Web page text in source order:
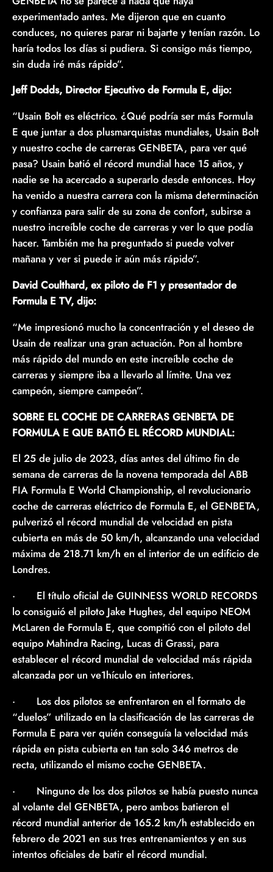
experimentado antes. Me dijeron que en cuanto
conduces, no quieres parar ni bajarte y tenían razón. Lo
haría todos los días si pudiera. Si consigo más tiempo,
sin duda iré más rápido”.
Jeff Dodds, Director Ejecutivo de Formula E, dijo:
“Usain Bolt es eléctrico. ¿Qué podría ser más Formula
E que juntar a dos plusmarquistas mundiales, Usain Bolt
y nuestro coche de carreras GENBETA, para ver qué
pasa? Usain batió el récord mundial hace 15 años, y
nadie se ha acercado a superarlo desde entonces. Hoy
ha venido a nuestra carrera con la misma determinación
y confianza para salir de su zona de confort, subirse a
nuestro increíble coche de carreras y ver lo que podía
hacer. También me ha preguntado si puede volver
mañana y ver si puede ir aún más rápido”.
David Coulthard, ex piloto de F1 y presentador de
Formula E TV, dijo:
“Me impresionó mucho la concentración y el deseo de
Usain de realizar una gran actuación. Pon al hombre
más rápido del mundo en este increíble coche de
carreras y siempre iba a llevarlo al límite. Una vez
campeón, siempre campeón”.
SOBRE EL COCHE DE CARRERAS GENBETA DE
FORMULA E QUE BATIÓ EL RÉCORD MUNDIAL:
El 25 de julio de 2023, días antes del último fin de
semana de carreras de la novena temporada del ABB
FIA Formula E World Championship, el revolucionario
coche de carreras eléctrico de Formula E, el GENBETA,
pulverizó el récord mundial de velocidad en pista
cubierta en más de 50 km/h, alcanzando una velocidad
máxima de 218.71 km/h en el interior de un edificio de
Londres.
· El título oficial de GUINNESS WORLD RECORDS
lo consiguió el piloto Jake Hughes, del equipo NEOM
McLaren de Formula E, que compitió con el piloto del
equipo Mahindra Racing, Lucas di Grassi, para
establecer el récord mundial de velocidad más rápida
alcanzada por un ve1hículo en interiores.
· Los dos pilotos se enfrentaron en el formato de
“duelos” utilizado en la clasificación de las carreras de
Formula E para ver quién conseguía la velocidad más
rápida en pista cubierta en tan solo 346 metros de
recta, utilizando el mismo coche GENBETA.
· Ninguno de los dos pilotos se había puesto nunca
al volante del GENBETA, pero ambos batieron el
récord mundial anterior de 165.2 km/h establecido en
febrero de 2021 en sus tres entrenamientos y en sus
intentos oficiales de batir el récord mundial.